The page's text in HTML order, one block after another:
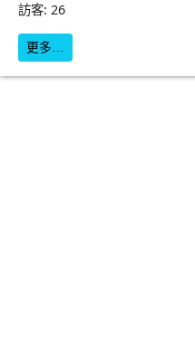
訪客: 26
更多…